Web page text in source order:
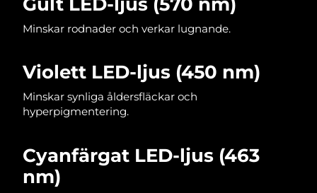
Minskar rodnader och verkar lugnande.
Violett LED-ljus (450 nm)
Minskar synliga åldersfläckar och
hyperpigmentering.
Cyanfärgat LED-ljus (463
nm)
Singapore Förväntad leverans
Slovenien Förväntad leverans10/08/2026
Sydafrika
Spanien